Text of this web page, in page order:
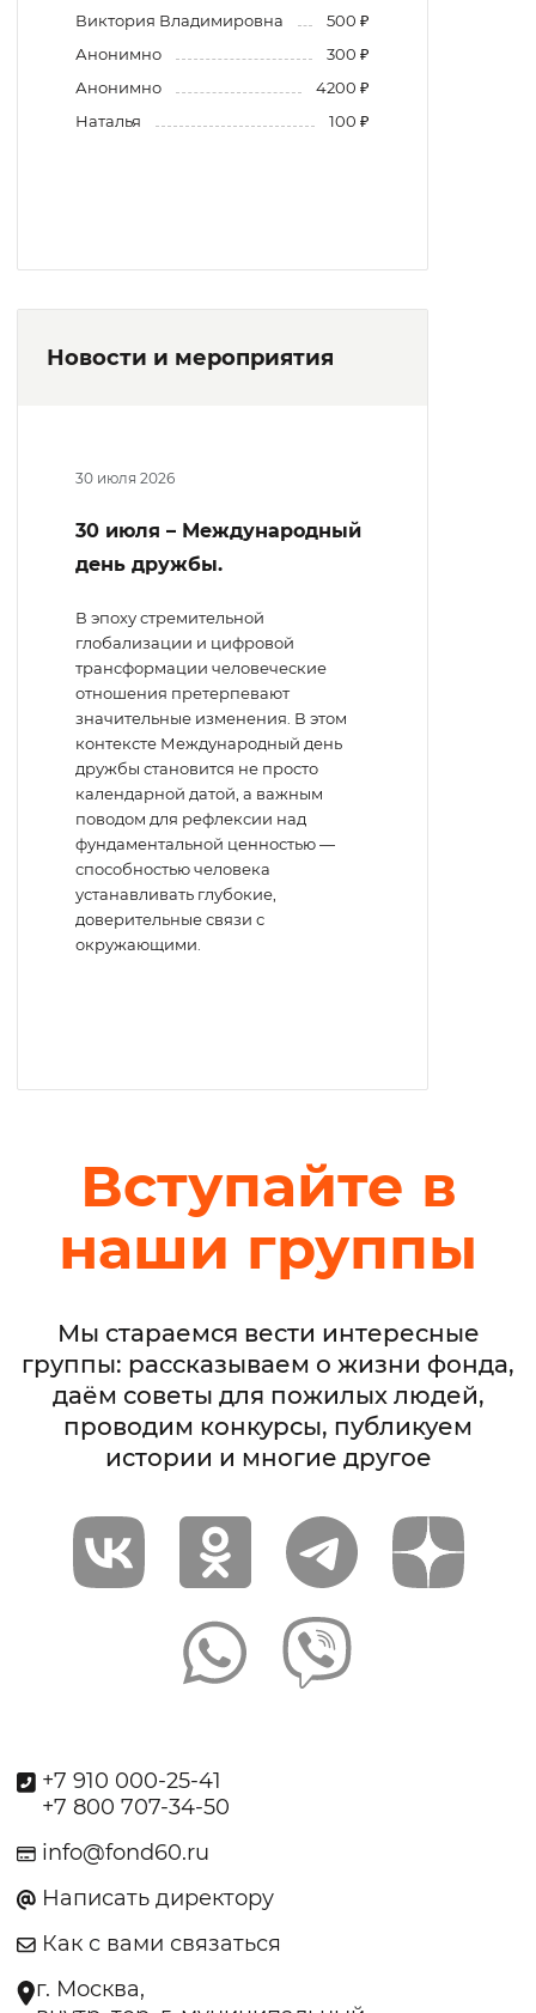
Виктория Владимировна
500 ₽
Анонимно
300 ₽
Анонимно
4200 ₽
Наталья
100 ₽
Новости и мероприятия
30 июля 2026
30 июля – Международный
день дружбы.
В эпоху стремительной
глобализации и цифровой
трансформации человеческие
отношения претерпевают
значительные изменения. В этом
контексте Международный день
дружбы становится не просто
календарной датой, а важным
поводом для рефлексии над
фундаментальной ценностью —
способностью человека
устанавливать глубокие,
доверительные связи с
окружающими.
Вступайте в
наши группы
Мы стараемся вести интересные
группы: рассказываем о жизни фонда,
даём советы для пожилых людей,
проводим конкурсы, публикуем
истории и многие другое
+7 910 000-25-41
+7 800 707-34-50
info@fond60.ru
Написать директору
Как с вами связаться
г. Москва,